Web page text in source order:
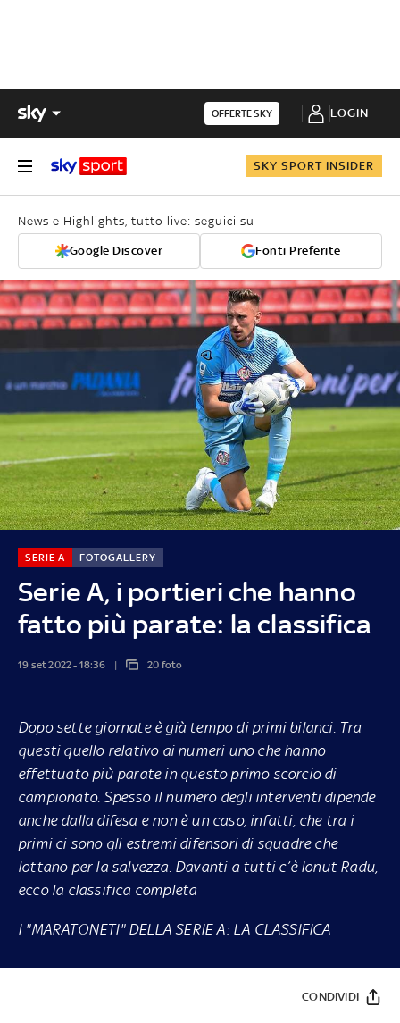
OFFERTE SKY LOGIN
SKY SPORT INSIDER
News e Highlights, tutto live: seguici su
Google Discover Fonti Preferite
Serie A, i portieri che hanno
fatto più parate: la classifica
SERIE A FOTOGALLERY
19 set 2022 - 18:36 20 foto
Dopo sette giornate è già tempo di primi bilanci. Tra
questi quello relativo ai numeri uno che hanno
effettuato più parate in questo primo scorcio di
campionato. Spesso il numero degli interventi dipende
anche dalla difesa e non è un caso, infatti, che tra i
primi ci sono gli estremi difensori di squadre che
lottano per la salvezza. Davanti a tutti c’è Ionut Radu,
ecco la classifica completa
I "MARATONETI" DELLA SERIE A: LA CLASSIFICA
CONDIVIDI